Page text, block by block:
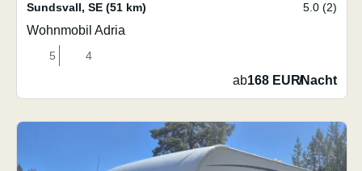
Sundsvall, SE (51 km) 5.0 (2)
Wohnmobil Adria
5 4
ab168 EUR/Nacht